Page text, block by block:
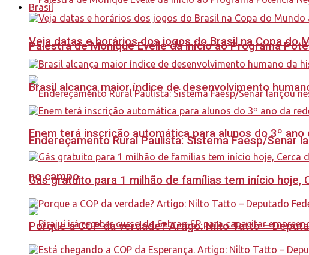
Palestra de Monique Evelle dá início ao Programa
Endereçamento Rural Paulista: Sistema Faesp/
no campo
Brasil
Veja datas e horários dos jogos do Brasil na Copa do
Brasil alcança maior índice de desenvolvimento
Enem terá inscrição automática para alunos do 3º ano
Gás gratuito para 1 milhão de famílias tem início
Porque a COP da verdade? Artigo: Nilto Tatto –